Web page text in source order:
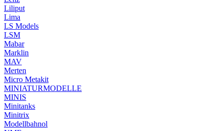
Liliput
Lima
LS Models
LSM
Mabar
Marklin
MAV
Merten
Micro Metakit
MINIATURMODELLE
MINIS
Minitanks
Minitrix
Modellbahnol